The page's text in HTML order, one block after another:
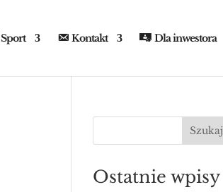
Sport Kontakt Dla inwestora
Szukaj
Ostatnie wpisy